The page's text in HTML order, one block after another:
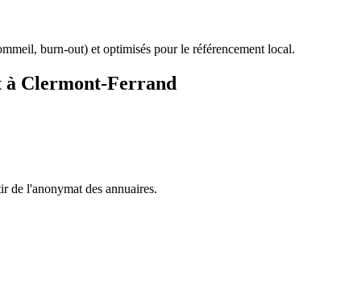
burn-out) et optimisés pour le référencement local.
à Clermont-Ferrand
de l'anonymat des annuaires.